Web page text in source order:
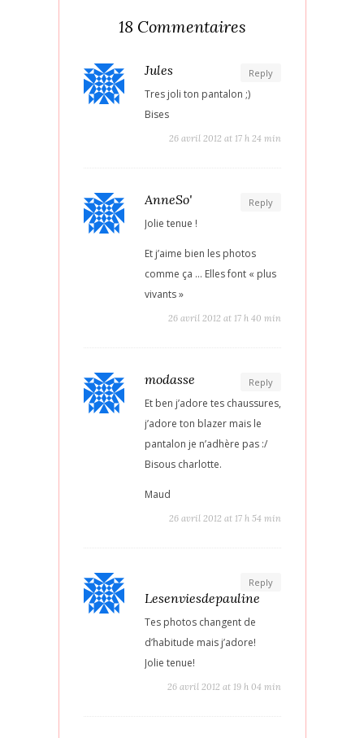
18 Commentaires
Reply
Jules
Tres joli ton pantalon ;)
Bises
26 avril 2012 at 17 h 24 min
Reply
AnneSo'
Jolie tenue !
Et j’aime bien les photos
comme ça … Elles font « plus
vivants »
26 avril 2012 at 17 h 40 min
Reply
modasse
Et ben j’adore tes chaussures,
j’adore ton blazer mais le
pantalon je n’adhère pas :/
Bisous charlotte.
Maud
26 avril 2012 at 17 h 54 min
Reply
Lesenviesdepauline
Tes photos changent de
d’habitude mais j’adore!
Jolie tenue!
26 avril 2012 at 19 h 04 min